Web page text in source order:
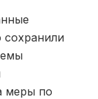
сохранили
меры по